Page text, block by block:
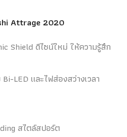
Attrage 2020
Shield ดีไซน์ใหม่ ให้ความรู้สึก
LED และไฟส่องสว่างเวลา
สไตล์สปอร์ต